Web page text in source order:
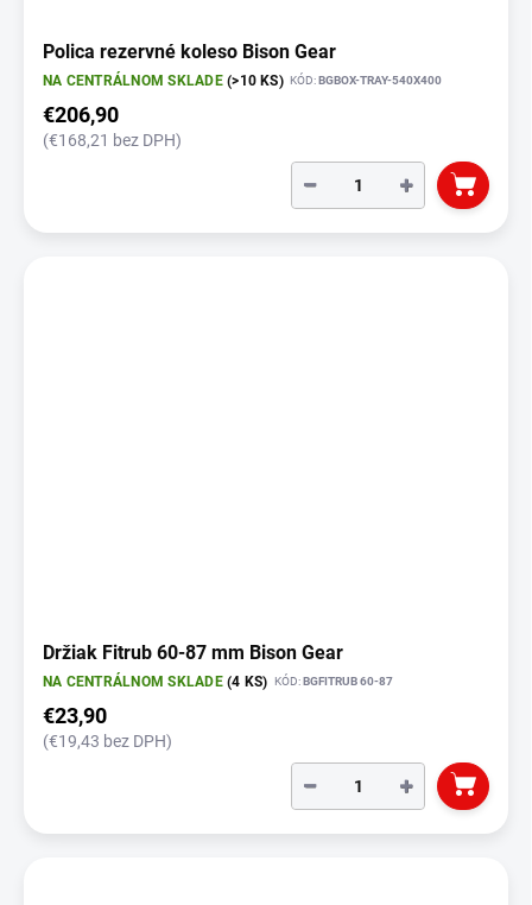
Polica rezervné koleso Bison Gear
NA CENTRÁLNOM SKLADE(>10 KS) KÓD:BGBOX-TRAY-540X400
€206,90
(€168,21 bez DPH)
+
−
Držiak Fitrub 60-87 mm Bison Gear
NA CENTRÁLNOM SKLADE(4 KS) KÓD:BGFITRUB 60-87
€23,90
(€19,43 bez DPH)
+
−